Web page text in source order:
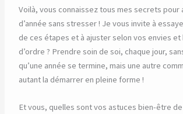
Voilà, vous connaissez tous mes secrets pour
d’année sans stresser ! Je vous invite à
de ces étapes et à ajuster selon vos envies
d’ordre ? Prendre soin de soi, chaque jour,
qu’une année se termine, mais une autre
autant la démarrer en pleine forme !
Et vous, quelles sont vos astuces bien-être de